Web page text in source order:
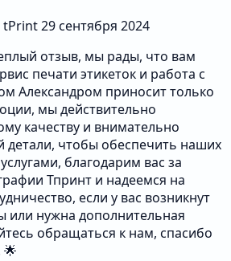
tPrint29 сентября 2024
отзыв, мы рады, что вам
печати этикеток и работа с
Александром приносит только
мы действительно
качеству и внимательно
детали, чтобы обеспечить наших
благодарим вас за
Тпринт и надеемся на
если у вас возникнут
или нужна дополнительная
обращаться к нам, спасибо